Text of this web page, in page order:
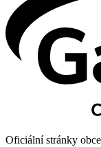
Oficiální stránky